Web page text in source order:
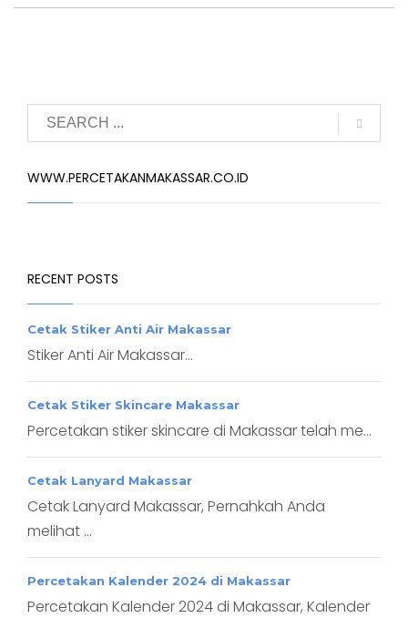
WWW.PERCETAKANMAKASSAR.CO.ID
RECENT POSTS
Cetak Stiker Anti Air Makassar
Stiker Anti Air Makassar...
Cetak Stiker Skincare Makassar
Percetakan stiker skincare di Makassar telah me...
Cetak Lanyard Makassar
Cetak Lanyard Makassar, Pernahkah Anda
melihat ...
Percetakan Kalender 2024 di Makassar
Percetakan Kalender 2024 di Makassar, Kalender